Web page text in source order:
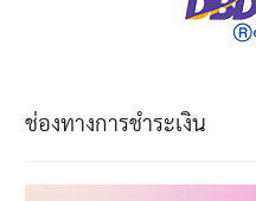
ช่องทางการชำระเงิน